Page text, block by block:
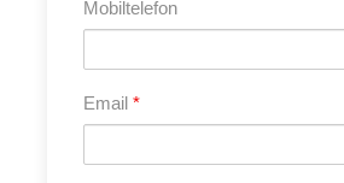
Mobiltelefon
Email *
Deutschsprachige Reiseleitung
2 Hotelnächte in Negombo
1 Hotelnacht in Colombo